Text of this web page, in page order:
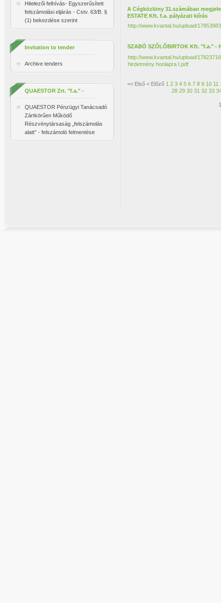
Hitelezői felhívás- Egyszerűsített
felszámolási eljárás - Cstv. 63/B. §
(1) bekezdése szerint
Invitation to tender
Archive tenders
QUAESTOR Zrt. "f.a." -
felmentés
QUAESTOR Pénzügyi Tanácsadó
Zártkörűen Működő
Részvénytársaság „felszámolás
alatt” - felszámoló felmentése
A Cégközlöny 31.számában
ESTATE Kft. f.a. pályázati kiírás
http://www.kvantal.hu/upload/
SZABÓ SZŐLŐBIRTOK Kft. "f.a." -
http://www.kvantal.hu/upload/
hirdetmény honlapra I.pdf
<< Első< Előző 1 2 3 4 5 6 7 8 9 10 11
28 29 30 31 32 33